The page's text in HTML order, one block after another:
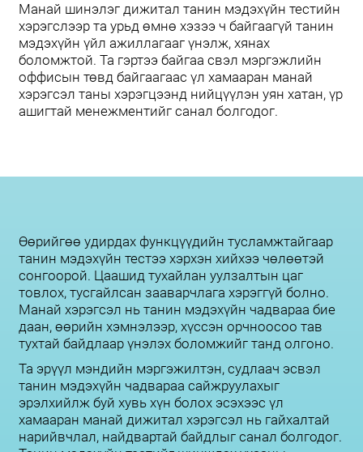
Манай шинэлэг дижитал танин мэдэхүйн тестийн
хэрэгслээр та урьд өмнө хэзээ ч байгаагүй танин
мэдэхүйн үйл ажиллагааг үнэлж, хянах
боломжтой. Та гэртээ байгаа свэл мэргэжлийн
оффисын төвд байгаагаас үл хамааран манай
хэрэгсэл таны хэрэгцээнд нийцүүлэн уян хатан, үр
ашигтай менежментийг санал болгодог.
Өөрийгөө удирдах функцүүдийн тусламжтайгаар
танин мэдэхүйн тестээ хэрхэн хийхээ чөлөөтэй
сонгоорой. Цаашид тухайлан уулзалтын цаг
товлох, тусгайлсан зааварчлага хэрэггүй болно.
Манай хэрэгсэл нь танин мэдэхүйн чадвараа бие
даан, өөрийн хэмнэлээр, хүссэн орчноосоо тав
тухтай байдлаар үнэлэх боломжийг танд олгоно.
Та эрүүл мэндийн мэргэжилтэн, судлаач эсвэл
танин мэдэхүйн чадвараа сайжруулахыг
эрэлхийлж буй хувь хүн болох эсэхээс үл
хамааран манай дижитал хэрэгсэл нь гайхалтай
нарийвчлал, найдвартай байдлыг санал болгодог.